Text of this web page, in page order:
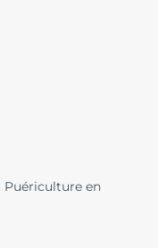
Puériculture en